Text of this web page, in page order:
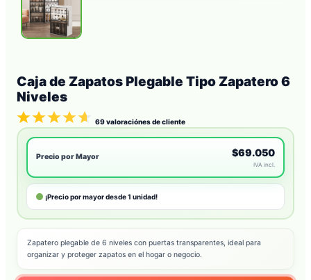
Caja de Zapatos Plegable Tipo Zapatero 6
Niveles
69valoraciónes de cliente
Precio por Mayor $69.050
IVA incl.
¡Precio por mayor desde 1 unidad!
Zapatero plegable de 6 niveles con puertas transparentes, ideal para
organizar y proteger zapatos en el hogar o negocio.